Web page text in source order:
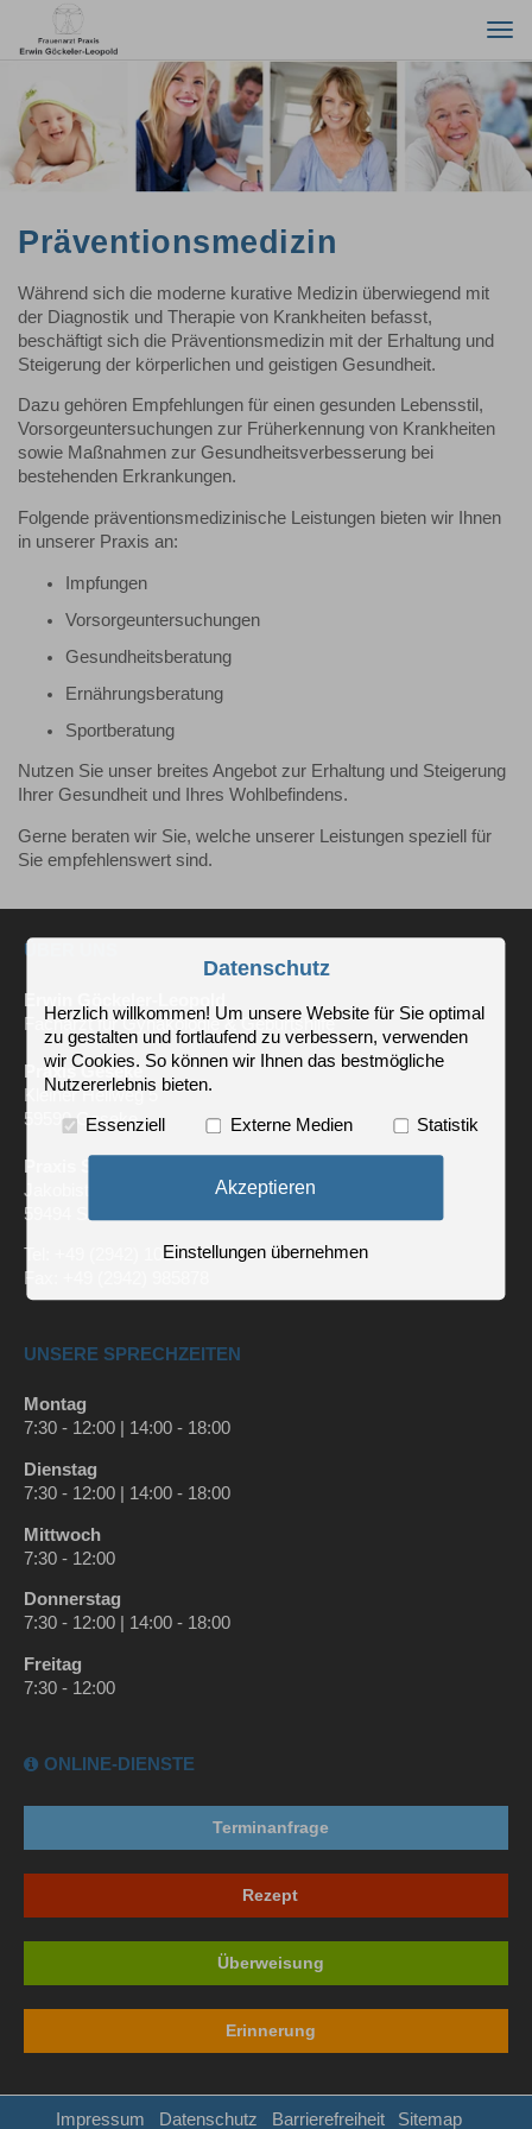
Präventionsmedizin
Während sich die moderne kurative Medizin überwiegend mit
der Diagnostik und Therapie von Krankheiten befasst,
beschäftigt sich die Präventionsmedizin mit der Erhaltung und
Steigerung der körperlichen und geistigen Gesundheit.
Dazu gehören Empfehlungen für einen gesunden Lebensstil,
Vorsorgeuntersuchungen zur Früherkennung von Krankheiten
sowie Maßnahmen zur Gesundheitsverbesserung bei
bestehenden Erkrankungen.
Folgende präventionsmedizinische Leistungen bieten wir Ihnen
in unserer Praxis an:
Impfungen
Vorsorgeuntersuchungen
Gesundheitsberatung
Ernährungsberatung
Sportberatung
Nutzen Sie unser breites Angebot zur Erhaltung und Steigerung
Ihrer Gesundheit und Ihres Wohlbefindens.
Gerne beraten wir Sie, welche unserer Leistungen speziell für
Sie empfehlenswert sind.
ÜBER UNS
Facharzt für Gynäkologie & Geburtshilfe
Praxis Geseke
Kleiner Hellweg 5
59590 Geseke
Jakobistraße 2
59494 Soest
Tel: +49 (2942) 1000
Fax: +49 (2942) 985878
UNSERE SPRECHZEITEN
Montag
7:30 - 12:00 | 14:00 - 18:00
Dienstag
7:30 - 12:00 | 14:00 - 18:00
Mittwoch
7:30 - 12:00
Donnerstag
7:30 - 12:00 | 14:00 - 18:00
Freitag
7:30 - 12:00
ONLINE-DIENSTE
Terminanfrage
Rezept
Überweisung
Erinnerung
Impressum Datenschutz Barrierefreiheit Sitemap
Datenschutz
Herzlich willkommen! Um unsere Website für Sie optimal
zu gestalten und fortlaufend zu verbessern, verwenden
wir Cookies. So können wir Ihnen das bestmögliche
Nutzererlebnis bieten.
Essenziell Externe Medien Statistik
Akzeptieren
Einstellungen übernehmen